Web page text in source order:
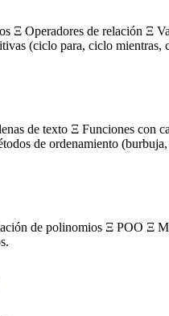
Ξ Operadores de relación Ξ
(ciclo para, ciclo mientras,
de texto Ξ Funciones
de ordenamiento
de polinomios Ξ POO Ξ